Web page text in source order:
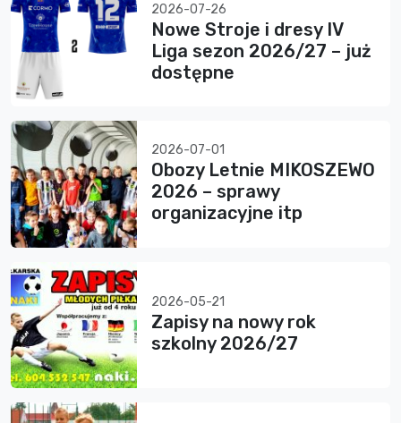
2026-07-26
Nowe Stroje i dresy IV
Liga sezon 2026/27 – już
dostępne
2026-07-01
Obozy Letnie MIKOSZEWO
2026 – sprawy
organizacyjne itp
2026-05-21
Zapisy na nowy rok
szkolny 2026/27